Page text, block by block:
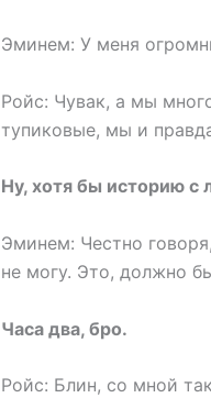
Эминем: У меня
Ройс: Чувак, а мы
тупиковые, мы и
Ну, хотя бы историю с
Эминем: Честно
не могу. Это, должно
Часа два, бро.
Ройс: Блин, со мной